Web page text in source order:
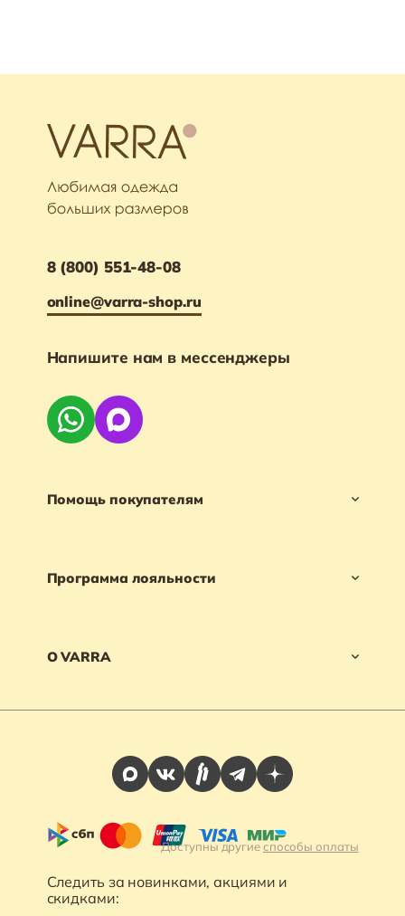
8 (800) 551-48-08
online@varra-shop.ru
Напишите нам в мессенджеры
Помощь покупателям
Программа лояльности
О VARRA
Следить за новинками, акциями и
скидками:
Доступны другиеспособы оплаты